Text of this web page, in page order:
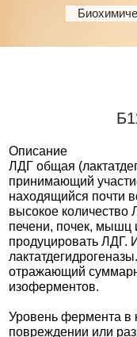
Описание
ЛДГ общая
принимающий
находящийся почти
высокое количество
печени, почек, мышц
продуцировать ЛДГ.
отражающий
изоферментов.
Уровень фермента в
повреждении или